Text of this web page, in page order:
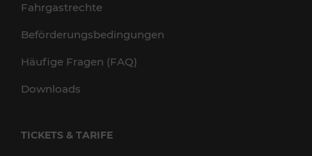
Fahrgastrechte
Beförderungsbedingungen
Häufige Fragen (FAQ)
Downloads
TICKETS & TARIFE